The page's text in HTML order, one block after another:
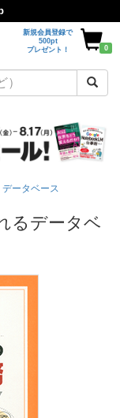
新規会員登録で
500pt
プレゼント！
0
データベース
るデータベ